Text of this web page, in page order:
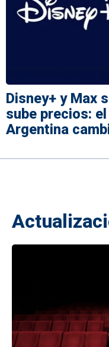
Disney+ y Max
sube precios:
Argentina